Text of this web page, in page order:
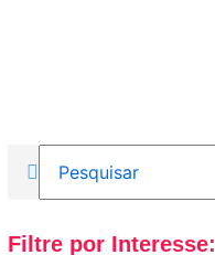
Filtre por Interesse: